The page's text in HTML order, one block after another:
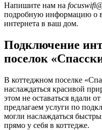
Напишите нам на
подробную информацию о
интернета в ваш дом.
Подключение
поселок
В коттеджном поселке
наслаждаться красивой
этом не оставаться вдали
предлагаем услуги по
могли наслаждаться
прямо у себя в коттедже.